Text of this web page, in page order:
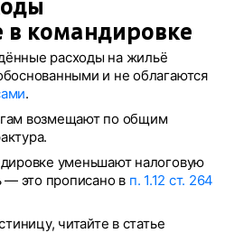
командировке
расходы на жильё
и не облагаются
.
возмещают по общим
уменьшают налоговую
— это прописано в п. 1.12 ст. 264
читайте в статье